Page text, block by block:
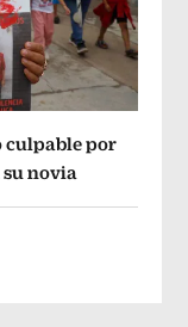
culpable por
novia